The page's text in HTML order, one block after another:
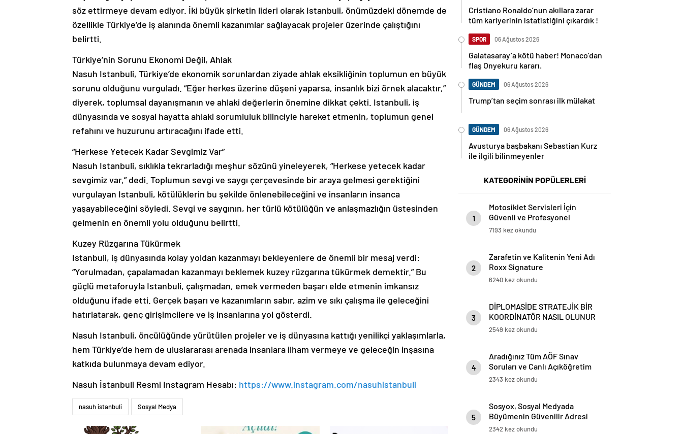
söz ettirmeye devam ediyor. İki büyük şirketin lideri olarak Istanbuli, önümüzdeki dönemde de
özellikle Türkiye’de iş alanında önemli kazanımlar sağlayacak projeler üzerinde çalıştığını
belirtti.
Türkiye’nin Sorunu Ekonomi Değil, Ahlak
Nasuh Istanbuli, Türkiye’de ekonomik sorunlardan ziyade ahlak eksikliğinin toplumun en büyük
sorunu olduğunu vurguladı. “Eğer herkes üzerine düşeni yaparsa, insanlık bizi örnek alacaktır,”
diyerek, toplumsal dayanışmanın ve ahlaki değerlerin önemine dikkat çekti. Istanbuli, iş
dünyasında ve sosyal hayatta ahlaki sorumluluk bilinciyle hareket etmenin, toplumun genel
refahını ve huzurunu artıracağını ifade etti.
“Herkese Yetecek Kadar Sevgimiz Var”
Nasuh Istanbuli, sıklıkla tekrarladığı meşhur sözünü yineleyerek, “Herkese yetecek kadar
sevgimiz var,” dedi. Toplumun sevgi ve saygı çerçevesinde bir araya gelmesi gerektiğini
vurgulayan Istanbuli, kötülüklerin bu şekilde önlenebileceğini ve insanların insanca
yaşayabileceğini söyledi. Sevgi ve saygının, her türlü kötülüğün ve anlaşmazlığın üstesinden
gelmenin en önemli yolu olduğunu belirtti.
Kuzey Rüzgarına Tükürmek
Istanbuli, iş dünyasında kolay yoldan kazanmayı bekleyenlere de önemli bir mesaj verdi:
“Yorulmadan, çapalamadan kazanmayı beklemek kuzey rüzgarına tükürmek demektir.” Bu
güçlü metaforuyla Istanbuli, çalışmadan, emek vermeden başarı elde etmenin imkansız
olduğunu ifade etti. Gerçek başarı ve kazanımların sabır, azim ve sıkı çalışma ile geleceğini
hatırlatarak, genç girişimcilere ve iş insanlarına yol gösterdi.
Nasuh Istanbuli, öncülüğünde yürütülen projeler ve iş dünyasına kattığı yenilikçi yaklaşımlarla,
hem Türkiye’de hem de uluslararası arenada insanlara ilham vermeye ve geleceğin inşasına
katkıda bulunmaya devam ediyor.
Nasuh İstanbuli Resmi Instagram Hesabı: https://www.instagram.com/nasuhistanbuli
nasuh istanbuli Sosyal Medya
Cristiano Ronaldo’nun akıllara zarar
tüm kariyerinin istatistiğini çıkardık !
SPOR 06 Ağustos 2026
Galatasaray’a kötü haber! Monaco’dan
flaş Onyekuru kararı.
GÜNDEM 06 Ağustos 2026
Trump’tan seçim sonrası ilk mülakat
GÜNDEM 06 Ağustos 2026
Avusturya başbakanı Sebastian Kurz
ile ilgili bilinmeyenler
KATEGORİNİN POPÜLERLERİ
1
Motosiklet Servisleri İçin
Güvenli ve Profesyonel
Motosiklet Lifti Çözümleri
7193 kez okundu
2
Zarafetin ve Kalitenin Yeni Adı
Roxx Signature
6240 kez okundu
3
DİPLOMASİDE STRATEJİK BİR
KOORDİNATÖR NASIL OLUNUR
2549 kez okundu
4
Aradığınız Tüm AÖF Sınav
Soruları ve Canlı Açıköğretim
Forumu Burada
2343 kez okundu
5
Sosyox, Sosyal Medyada
Büyümenin Güvenilir Adresi
Olarak Öne Çıkıyor
2342 kez okundu